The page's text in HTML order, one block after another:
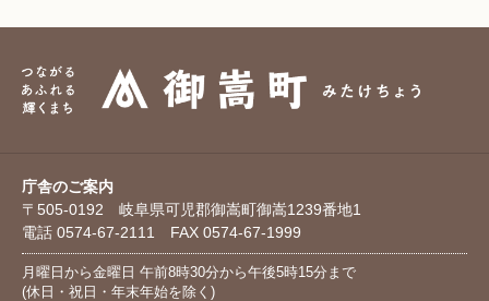
庁舎のご案内
〒505-0192 岐阜県可児郡御嵩町御嵩1239番地1
電話 0574-67-2111 FAX 0574-67-1999
月曜日から金曜日 午前8時30分から午後5時15分まで
(休日・祝日・年末年始を除く)